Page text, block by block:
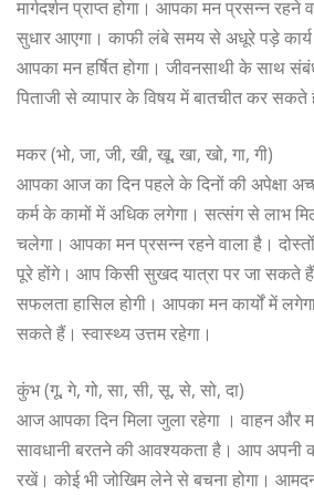
मार्गदर्शन प्राप्त होगा। आपका मन प्रसन्न रहने
सुधार आएगा। काफी लंबे समय से अधूरे पड़े
आपका मन हर्षित होगा। जीवनसाथी के साथ
पिताजी से व्यापार के विषय में बातचीत कर सकते
मकर (भो, जा, जी, खी, खू, खा, खो, गा, गी)
आपका आज का दिन पहले के दिनों की अपेक्षा
कर्म के कामों में अधिक लगेगा। सत्संग से लाभ
चलेगा। आपका मन प्रसन्न रहने वाला है।
पूरे होंगे। आप किसी सुखद यात्रा पर जा सकते
सफलता हासिल होगी। आपका मन कार्यों में
सकते हैं। स्वास्थ्य उत्तम रहेगा।
कुंभ (गू, गे, गो, सा, सी, सू, से, सो, दा)
आज आपका दिन मिला जुला रहेगा । वाहन और
सावधानी बरतने की आवश्यकता है। आप अपनी
रखें। कोई भी जोखिम लेने से बचना होगा।